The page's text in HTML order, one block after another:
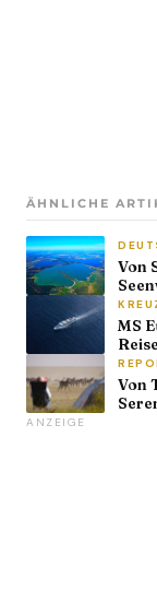
ÄHNLICHE
Von
MS
Von
ANZEIGE